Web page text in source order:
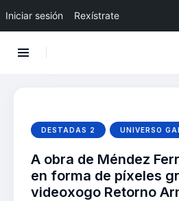
Iniciar sesión Rexístrate
DESTADAS 2 UNIVERSO
A obra de Méndez
en forma de píxeles
videoxogo Retorno